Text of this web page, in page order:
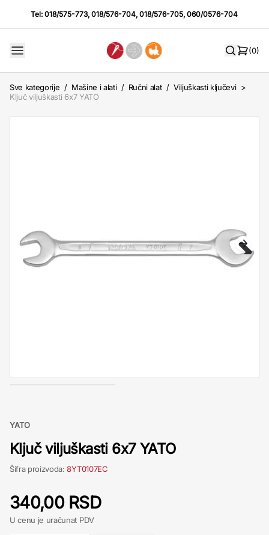
Tel:018/575-773,018/576-704,018/576-705,060/0576-704
(0)
Sve kategorije / Mašine i alati / Ručni alat / Viljuškasti ključevi >
Ključ viljuškasti 6x7 YATO
YATO
Ključ viljuškasti 6x7 YATO
Šifra proizvoda:8YT0107EC
340,00 RSD
U cenu je uračunat PDV